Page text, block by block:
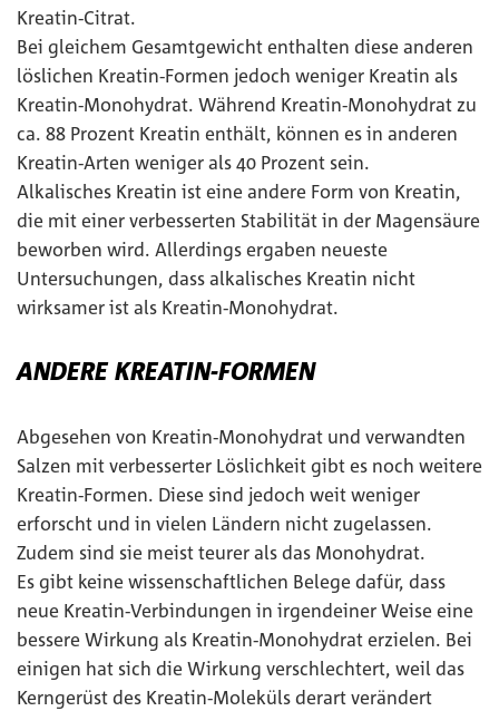
Kreatin-Citrat.
Bei gleichem Gesamtgewicht enthalten diese anderen
löslichen Kreatin-Formen jedoch weniger Kreatin als
Kreatin-Monohydrat. Während Kreatin-Monohydrat zu
ca. 88 Prozent Kreatin enthält, können es in anderen
Kreatin-Arten weniger als 40 Prozent sein.
Alkalisches Kreatin ist eine andere Form von Kreatin,
die mit einer verbesserten Stabilität in der Magensäure
beworben wird. Allerdings ergaben neueste
Untersuchungen, dass alkalisches Kreatin nicht
wirksamer ist als Kreatin-Monohydrat.
ANDERE KREATIN-FORMEN
Abgesehen von Kreatin-Monohydrat und verwandten
Salzen mit verbesserter Löslichkeit gibt es noch weitere
Kreatin-Formen. Diese sind jedoch weit weniger
erforscht und in vielen Ländern nicht zugelassen.
Zudem sind sie meist teurer als das Monohydrat.
Es gibt keine wissenschaftlichen Belege dafür, dass
neue Kreatin-Verbindungen in irgendeiner Weise eine
bessere Wirkung als Kreatin-Monohydrat erzielen. Bei
einigen hat sich die Wirkung verschlechtert, weil das
Kerngerüst des Kreatin-Moleküls derart verändert